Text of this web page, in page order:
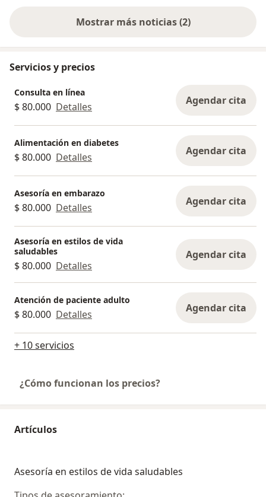
Mostrar más noticias (2)
Servicios y precios
Consulta en línea
$ 80.000 Detalles Agendar cita
Alimentación en diabetes
$ 80.000 Detalles Agendar cita
Asesoría en embarazo
$ 80.000 Detalles Agendar cita
Asesoría en estilos de vida
saludables
$ 80.000 Detalles
Agendar cita
Atención de paciente adulto
$ 80.000 Detalles Agendar cita
+ 10 servicios
¿Cómo funcionan los precios?
Artículos
Asesoría en estilos de vida saludables